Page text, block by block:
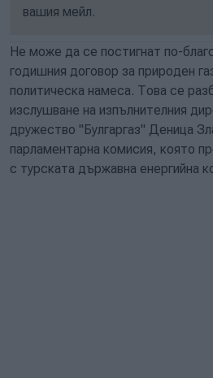
вашия мейл.
Не може да се постигнат по-
годишния договор за природен
политическа намеса. Това се
изслушване на изпълнителния
дружество "Булгаргаз" Деница
парламентарна комисия, която
с турската държавна енергийна